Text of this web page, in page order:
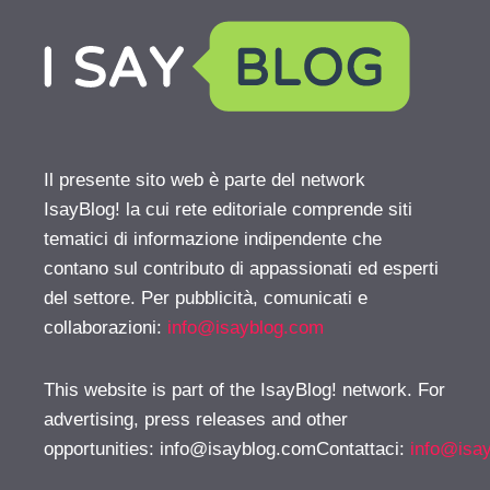
Il presente sito web è parte del network
IsayBlog! la cui rete editoriale comprende siti
tematici di informazione indipendente che
contano sul contributo di appassionati ed esperti
del settore. Per pubblicità, comunicati e
collaborazioni: info@isayblog.com
This website is part of the IsayBlog! network. For
advertising, press releases and other
opportunities: info@isayblog.comContattaci: